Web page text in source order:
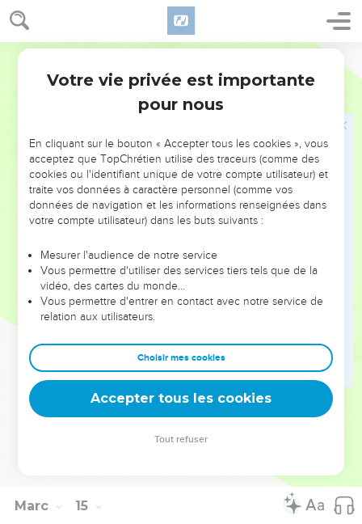
Marc 14
disant : « Devine ! » Même les serviteurs le frappaient en lui
donnant des gifles.
Pendant que Pierre était en bas dans la cour, une des
servantes du grand-prêtre arriva.
Elle vit Pierre qui se chauffait, le regarda et lui dit : « Toi
aussi, tu étais avec Jésus de Nazareth. »
Il le nia en disant : « Je ne sais ni ne comprends ce que tu
veux dire. » Puis il sortit pour aller dans le vestibule. [Alors un
coq chanta. ]
étaient présents : « Il fait partie de ces gens-là. » Il le nia de
nouveau.
Peu après, ceux qui étaient présents dirent encore à
Pierre : « Certainement, tu fais partie de ces gens-là, car tu es
galiléen, [tu as le même langage]. »
Alors il se mit à jurer en lançant des malédictions : « Je ne
connais pas cet homme dont vous parlez. »
[Aussitôt, ] pour la seconde fois, un coq chanta. Pierre se
souvint alors de ce que Jésus lui avait dit : « Avant que le
Marc 15
Votre vie privée est importante
pour nous
En cliquant sur le bouton « Accepter tous les cookies », vous
acceptez que TopChrétien utilise des traceurs (comme des
cookies ou l'identifiant unique de votre compte utilisateur) et
traite vos données à caractère personnel (comme vos
données de navigation et les informations renseignées dans
votre compte utilisateur) dans les buts suivants :
Mesurer l'audience de notre service
Vous permettre d'utiliser des services tiers tels que de la
vidéo, des cartes du monde…
Vous permettre d'entrer en contact avec notre service de
relation aux utilisateurs.
Choisir mes cookies
Accepter tous les cookies
Tout refuser